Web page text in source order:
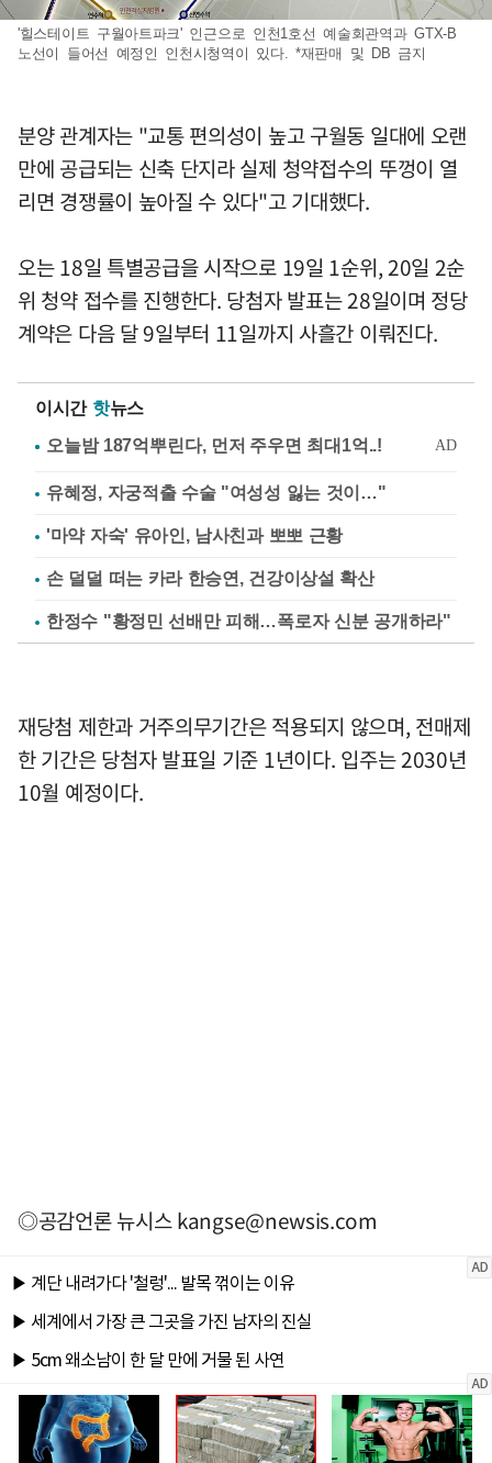
'힐스테이트 구월아트파크' 인근으로 인천1호선 예술회관역과 GTX-B
노선이 들어선 예정인 인천시청역이 있다. *재판매 및 DB 금지
분양 관계자는 "교통 편의성이 높고 구월동 일대에 오랜
만에 공급되는 신축 단지라 실제 청약접수의 뚜껑이 열
리면 경쟁률이 높아질 수 있다"고 기대했다.
오는 18일 특별공급을 시작으로 19일 1순위, 20일 2순
위 청약 접수를 진행한다. 당첨자 발표는 28일이며 정당
계약은 다음 달 9일부터 11일까지 사흘간 이뤄진다.
이시간 핫뉴스
유혜정, 자궁적출 수술 "여성성 잃는 것이…"
'마약 자숙' 유아인, 남사친과 뽀뽀 근황
손 덜덜 떠는 카라 한승연, 건강이상설 확산
한정수 "황정민 선배만 피해…폭로자 신분 공개하라"
재당첨 제한과 거주의무기간은 적용되지 않으며, 전매제
한 기간은 당첨자 발표일 기준 1년이다. 입주는 2030년
10월 예정이다.
◎공감언론 뉴시스kangse@newsis.com